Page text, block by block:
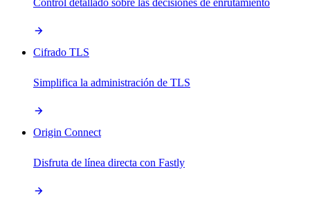
Control detallado sobre las decisiones de enrutamiento
Cifrado TLS
Simplifica la administración de TLS
Origin Connect
Disfruta de línea directa con Fastly